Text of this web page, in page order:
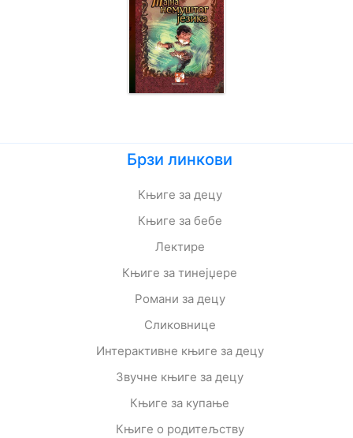
Брзи линкови
Књиге за децу
Књиге за бебе
Лектире
Књиге за тинејџере
Романи за децу
Сликовнице
Интерактивне књиге за децу
Звучне књиге за децу
Књиге за купање
Књиге о родитељству